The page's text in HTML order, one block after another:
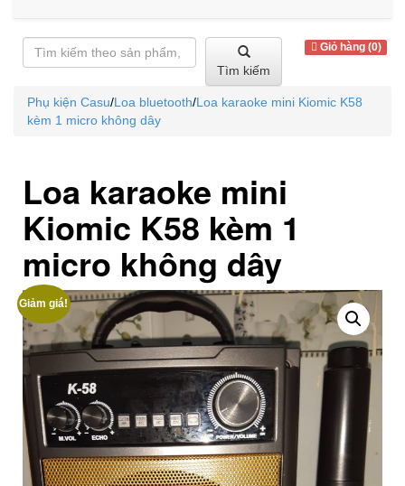
Tìm kiếm
Giỏ hàng (0)
Phụ kiện Casu/Loa bluetooth/Loa karaoke mini Kiomic K58
kèm 1 micro không dây
Loa karaoke mini
Kiomic K58 kèm 1
micro không dây
Giảm giá!